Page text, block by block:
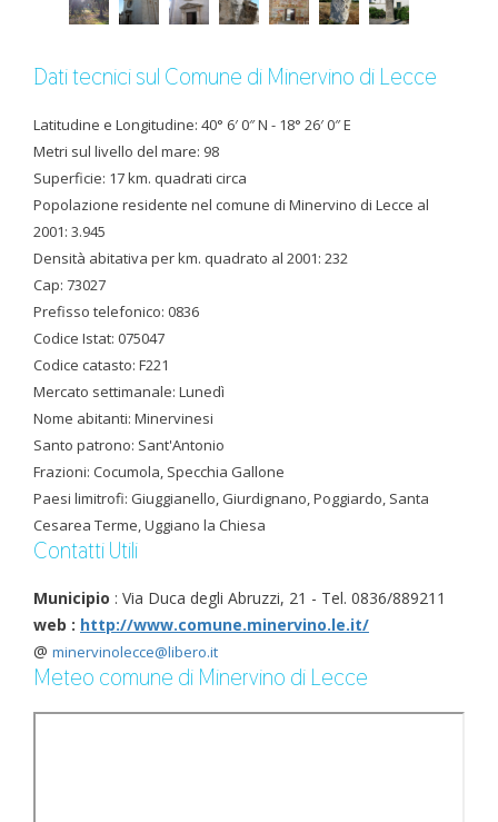
Dati tecnici sul Comune di Minervino di Lecce
Latitudine e Longitudine: 40° 6′ 0″ N - 18° 26′ 0″ E
Metri sul livello del mare: 98
Superficie: 17 km. quadrati circa
Popolazione residente nel comune di Minervino di Lecce al
2001: 3.945
Densità abitativa per km. quadrato al 2001: 232
Cap: 73027
Prefisso telefonico: 0836
Codice Istat: 075047
Codice catasto: F221
Mercato settimanale: Lunedì
Nome abitanti: Minervinesi
Santo patrono: Sant'Antonio
Frazioni: Cocumola, Specchia Gallone
Paesi limitrofi: Giuggianello, Giurdignano, Poggiardo, Santa
Cesarea Terme, Uggiano la Chiesa
Contatti Utili
Municipio : Via Duca degli Abruzzi, 21 - Tel. 0836/889211
web : http://www.comune.minervino.le.it/
@ minervinolecce@libero.it
Meteo comune di Minervino di Lecce